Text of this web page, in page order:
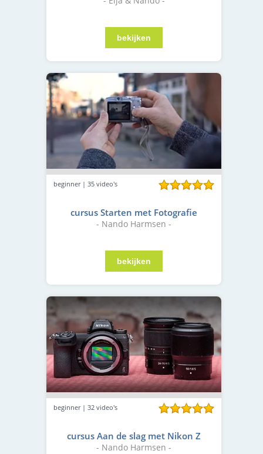
beginner | 35 video's
cursus Starten met Fotografie
- Nando Harmsen -
beginner | 32 video's
cursus Aan de slag met Nikon Z
- Nando Harmsen -